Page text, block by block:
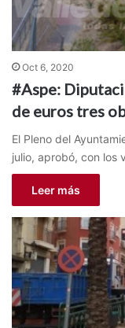
Oct 6, 2020
#Aspe:
de euros tres
El Pleno del
julio, aprobó, con los
Leer más